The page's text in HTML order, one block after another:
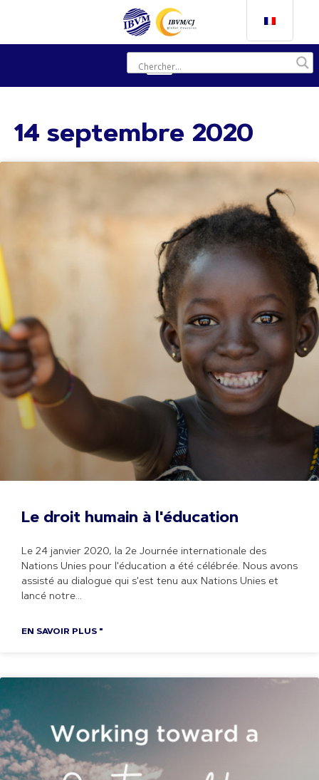
14 septembre 2020
Le droit humain à l'éducation
Le 24 janvier 2020, la 2e Journée internationale des
Nations Unies pour l'éducation a été célébrée. Nous avons
assisté au dialogue qui s'est tenu aux Nations Unies et
lancé notre
EN SAVOIR PLUS "